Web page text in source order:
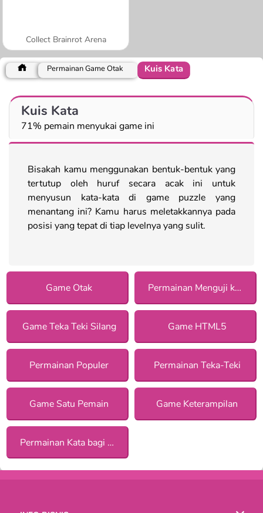
Collect Brainrot Arena
Permainan Game Otak Kuis Kata
Kuis Kata
71% pemain menyukai game ini
Bisakah kamu menggunakan bentuk-bentuk yang
tertutup oleh huruf secara acak ini untuk
menyusun kata-kata di game puzzle yang
menantang ini? Kamu harus meletakkannya pada
posisi yang tepat di tiap levelnya yang sulit.
Game Otak Permainan Menguji konsentrasi
Game Teka Teki Silang Game HTML5
Permainan Populer Permainan Teka-Teki
Game Satu Pemain Game Keterampilan
Permainan Kata bagi Anak Perempuan